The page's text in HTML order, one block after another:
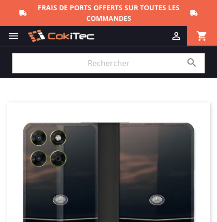
FRAIS DE PORTS OFFERTS SUR TOUTES LES
COMMANDES
 shopping_cart

